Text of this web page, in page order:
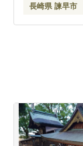
長崎県 諫早市